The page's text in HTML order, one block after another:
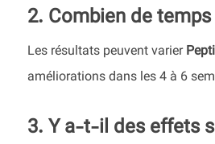
2. Combien de
Les résultats peuvent varier
améliorations dans les 4 à 6
3. Y a-t-il des effets